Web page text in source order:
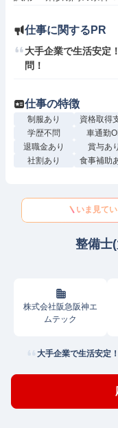
仕事に関するPR
大手企業で生活安定
問！
仕事の特徴
制服あり 資格取得
学歴不問
車通勤
退職金あり
賞与あり
社割あり
食事補助
いま見て
整備士
株式会社阪急阪神エ
ムテック
大手企業で生活安定